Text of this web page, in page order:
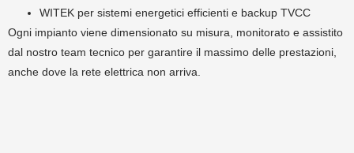
WITEK per sistemi energetici efficienti e backup TVCC
Ogni impianto viene dimensionato su misura, monitorato e assistito
dal nostro team tecnico per garantire il massimo delle prestazioni,
anche dove la rete elettrica non arriva.